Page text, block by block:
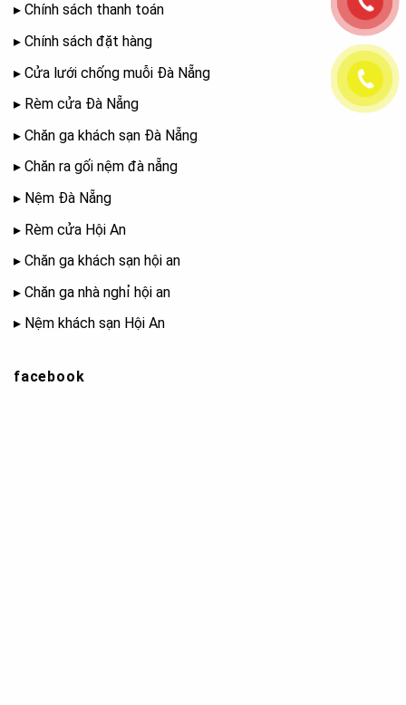
▸ Chính sách thanh toán
▸ Chính sách đặt hàng
▸ Cửa lưới chống muỗi Đà Nẵng
▸ Rèm cửa Đà Nẵng
▸ Chăn ga khách sạn Đà Nẵng
▸ Chăn ra gối nệm đà nẵng
▸ Nệm Đà Nẵng
▸ Rèm cửa Hội An
▸ Chăn ga khách sạn hội an
▸ Chăn ga nhà nghỉ hội an
▸ Nệm khách sạn Hội An
facebook